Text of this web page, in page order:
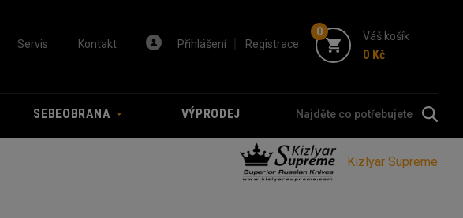
Servis Kontakt Přihlášení Registrace
0 Váš košík
0 Kč
SEBEOBRANA VÝPRODEJ
Kizlyar Supreme